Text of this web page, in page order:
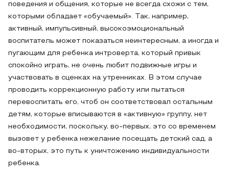
поведения и общения, которые не всегда схожи с тем,
которыми обладает «обучаемый». Так, например,
активный, импульсивный, высокоэмоциональный
воспитатель может показаться неинтересным, а иногда и
пугающим для ребенка интроверта, который привык
спокойно играть, не очень любит подвижные игры и
участвовать в сценках на утренниках. В этом случае
проводить коррекционную работу или пытаться
перевоспитать его, чтоб он соответствовал остальным
детям, которые вписываются в «активную» группу, нет
необходимости, поскольку, во-первых, это со временем
вызовет у ребенка нежелание посещать детский сад, а
во-вторых, это путь к уничтожению индивидуальности
ребенка.